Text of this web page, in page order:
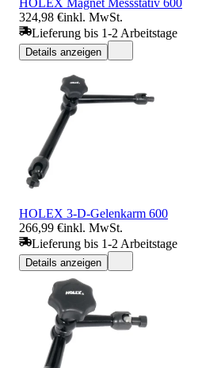
324,98 €inkl. MwSt.
Lieferung bis 1-2 Arbeitstage
Details anzeigen
HOLEX 3-D-Gelenkarm 600
266,99 €inkl. MwSt.
Lieferung bis 1-2 Arbeitstage
Details anzeigen